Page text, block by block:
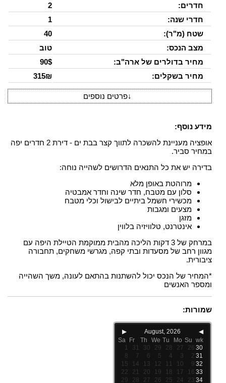
חדרים:
2
חדרי שנה:
1
שטח (מ"ר):
40
מצב הנכס:
טוב
מחיר בדולרים של ארה"ב:
90$
מחיר בשקלים:
315₪
↓פרטים נוספים
מידע נוסף:
אופציה מעניינת להשכרה לתווך קצר בבת ים - דירת 2 חדרים יפה
במחיר סביר.
בדירה יש את כל התנאים הדרושים לשהייה נוחה:
מרוהטת באופן מלא
סלון עם מטבח, חדר שינה וחדר אמבטיה
מכשירי חשמל ביתיים לבישול וכלי מטבח
מצעים ומגבות
מזגן
אינטרנט, טלוויזיה בלווין
במרחק של 3 דקות הליכה מהבית ממוקמת הטיילת היפה עם
מגוון רחב של מסעדות ובתי קפה, מגרשי משחקים, תחבורה
ציבורית.
*המחיר של הנכס יכול להשתנות בהתאם לעונה, משך השהייה
ומספר האנשים
שמורות:
◀
August, 2026
▶
wk
Su
Mo
Tu
We
Th
Fr
Sa
30
26
27
28
29
30
31
1
31
2
3
4
5
6
7
8
32
9
10
11
12
13
14
15
33
16
17
18
19
20
21
22
34
23
24
25
26
27
28
29